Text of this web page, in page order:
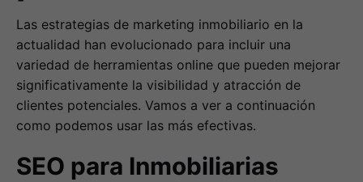
Las estrategias de marketing inmobiliario en la
actualidad han evolucionado para incluir una
variedad de herramientas online que pueden mejorar
significativamente la visibilidad y atracción de
clientes potenciales. Vamos a ver a continuación
como podemos usar las más efectivas.
SEO para Inmobiliarias